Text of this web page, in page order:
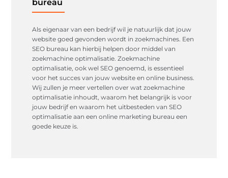
bureau
Als eigenaar van een bedrijf wil je natuurlijk dat jouw
website goed gevonden wordt in zoekmachines. Een
SEO bureau kan hierbij helpen door middel van
zoekmachine optimalisatie. Zoekmachine
optimalisatie, ook wel SEO genoemd, is essentieel
voor het succes van jouw website en online business.
Wij zullen je meer vertellen over wat zoekmachine
optimalisatie inhoudt, waarom het belangrijk is voor
jouw bedrijf en waarom het uitbesteden van SEO
optimalisatie aan een online marketing bureau een
goede keuze is.